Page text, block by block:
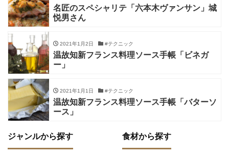
名匠のスペシャリテ「六本木ヴァンサン」城
悦男さん
2021年1月2日 #テクニック
温故知新フランス料理ソース手帳「ビネガ
ー」
2021年1月1日 #テクニック
温故知新フランス料理ソース手帳「バターソ
ース」
ジャンルから探す 食材から探す